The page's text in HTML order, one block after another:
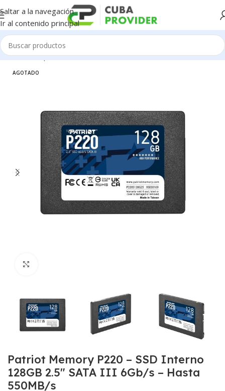
Saltar a la navegación
Ir al contenido principal
Inicio/Componentes de PC/Disco Duro
AGOTADO
Patriot Memory P220 – SSD Interno
128GB 2.5″ SATA III 6Gb/s – Hasta
550MB/s